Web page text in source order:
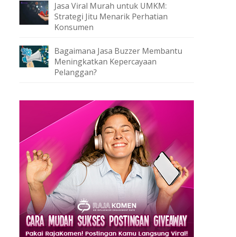
Jasa Viral Murah untuk UMKM:
Strategi Jitu Menarik Perhatian
Konsumen
Bagaimana Jasa Buzzer Membantu
Meningkatkan Kepercayaan
Pelanggan?